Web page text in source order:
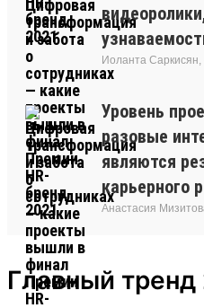
Иоланта Саркисян,
Уровень
разовые
являются
карьерного
Анастасия
Главный тренд